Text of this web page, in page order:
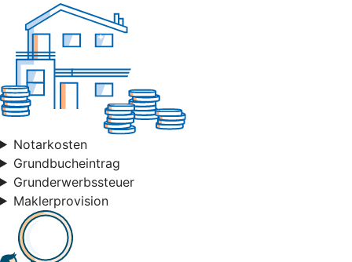
Notarkosten
Grundbucheintrag
Grunderwerbssteuer
Maklerprovision